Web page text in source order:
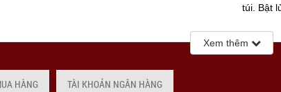
có thể thay đổi tùy vào thời điểm Quý
túi. Bật
gió thổi
lửa.
Xem thêm
HÀNG TÀI KHOẢN NGÂN HÀNG